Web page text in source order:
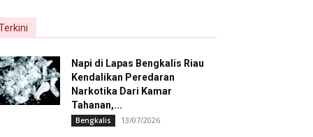
Napi di Lapas Bengkalis Riau
Kendalikan Peredaran
Narkotika Dari Kamar
Tahanan,...
Bengkalis 13/07/2026